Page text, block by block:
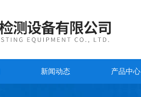
新闻动态 产品中心